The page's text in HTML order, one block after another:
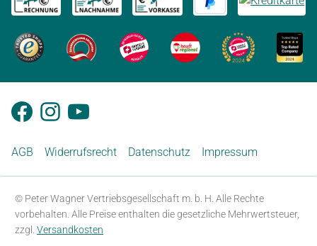
AGB Widerrufsrecht Datenschutz Impressum
© Peter Wagner Vertriebsgesellschaft m. b. H. Alle Rechte
vorbehalten. Alle Preise enthalten die gesetzliche Mehrwertsteuer,
zzgl. Versandkosten